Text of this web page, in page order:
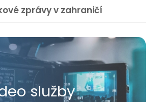
zprávy v zahraničí
služby